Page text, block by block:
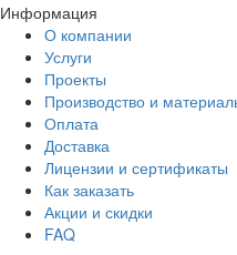
Информация
О компании
Услуги
Проекты
Производство и
Оплата
Доставка
Лицензии и сертификаты
Как заказать
Акции и скидки
FAQ